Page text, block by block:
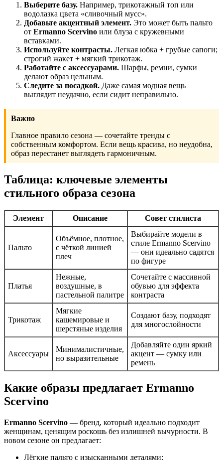
Выберите базу. Например, трикотажный топ или
водолазка цвета «сливочный мусс».
Добавьте акцентный элемент. Это может быть пальто
от Ermanno Scervino или блуза с кружевными
вставками.
Используйте контрасты. Легкая юбка + грубые сапоги;
строгий жакет + мягкий трикотаж.
Работайте с аксессуарами. Шарфы, ремни, сумки
делают образ цельным.
Следите за посадкой. Даже самая модная вещь
выглядит неудачно, если сидит неправильно.
Важно
Главное правило сезона — сочетайте тренды с
собственным комфортом. Если вещь красива, но неудобна,
образ перестанет выглядеть гармоничным.
Таблица: ключевые элементы
стильного образа сезона
Элемент Описание Совет стилиста
Пальто
Объёмное, плотное,
с чёткой линией
плеч
Выбирайте модели в
стиле Ermanno Scervino
— они идеально садятся
по фигуре
Платья
Нежные,
воздушные, в
пастельной палитре
Сочетайте с массивной
обувью для эффекта
контраста
Трикотаж
Мягкие
кашемировые и
шерстяные изделия
Создают базу, подходят
для многослойности
Аксессуары
Минималистичные,
но выразительные
Добавляйте один яркий
акцент — сумку или
ремень
Какие образы предлагает Ermanno
Scervino
Ermanno Scervino — бренд, который идеально подходит
женщинам, ценящим роскошь без излишней вычурности. В
новом сезоне он предлагает:
Лёгкие пальто с изысканными деталями;